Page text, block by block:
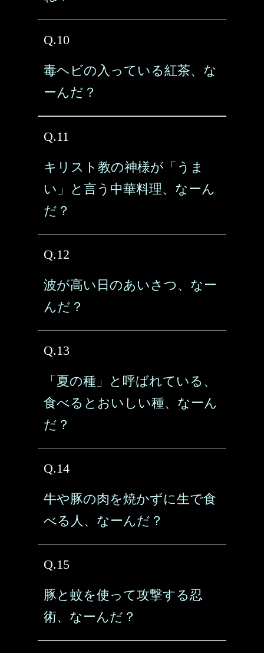
Q.10
毒ヘビの入っている紅茶、な
ーんだ？
Q.11
キリスト教の神様が「うま
い」と言う中華料理、なーん
だ？
Q.12
波が高い日のあいさつ、なー
んだ？
Q.13
「夏の種」と呼ばれている、
食べるとおいしい種、なーん
だ？
Q.14
牛や豚の肉を焼かずに生で食
べる人、なーんだ？
Q.15
豚と蚊を使って攻撃する忍
術、なーんだ？